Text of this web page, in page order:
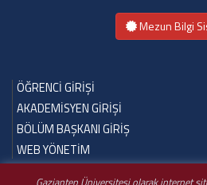
Mezun Bilgi
ÖĞRENCİ GİRİŞİ
AKADEMİSYEN GİRİŞİ
BÖLÜM BAŞKANI GİRİŞ
WEB YÖNETİM